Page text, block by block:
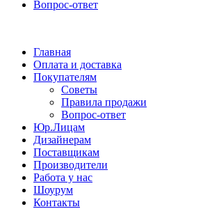
Вопрос-ответ
Главная
Оплата и доставка
Покупателям
Советы
Правила продажи
Вопрос-ответ
Юр.Лицам
Дизайнерам
Поставщикам
Производители
Работа у нас
Шоурум
Контакты